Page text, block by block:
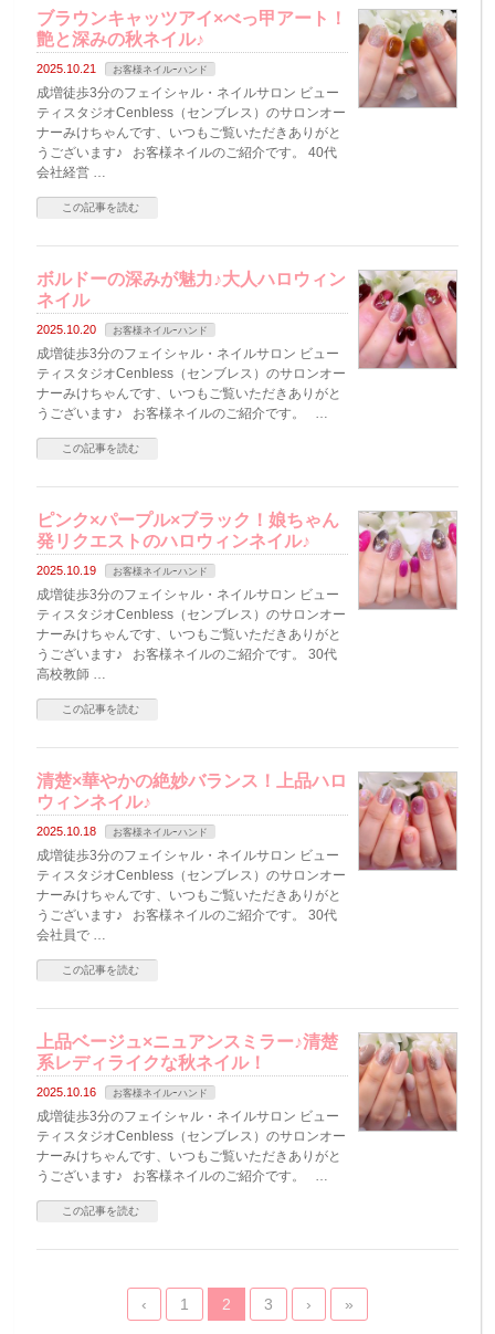
ブラウンキャッツアイ×べっ甲アート！
艶と深みの秋ネイル♪
2025.10.21 お客様ネイルｰハンド
成増徒歩3分のフェイシャル・ネイルサロン ビュー
ティスタジオCenbless（センブレス）のサロンオー
ナーみけちゃんです、いつもご覧いただきありがと
うございます♪ お客様ネイルのご紹介です。 40代
会社経営 …
この記事を読む
ボルドーの深みが魅力♪大人ハロウィン
ネイル
2025.10.20 お客様ネイルｰハンド
成増徒歩3分のフェイシャル・ネイルサロン ビュー
ティスタジオCenbless（センブレス）のサロンオー
ナーみけちゃんです、いつもご覧いただきありがと
うございます♪ お客様ネイルのご紹介です。 …
この記事を読む
ピンク×パープル×ブラック！娘ちゃん
発リクエストのハロウィンネイル♪
2025.10.19 お客様ネイルｰハンド
成増徒歩3分のフェイシャル・ネイルサロン ビュー
ティスタジオCenbless（センブレス）のサロンオー
ナーみけちゃんです、いつもご覧いただきありがと
うございます♪ お客様ネイルのご紹介です。 30代
高校教師 …
この記事を読む
清楚×華やかの絶妙バランス！上品ハロ
ウィンネイル♪
2025.10.18 お客様ネイルｰハンド
成増徒歩3分のフェイシャル・ネイルサロン ビュー
ティスタジオCenbless（センブレス）のサロンオー
ナーみけちゃんです、いつもご覧いただきありがと
うございます♪ お客様ネイルのご紹介です。 30代
会社員で …
この記事を読む
上品ベージュ×ニュアンスミラー♪清楚
系レディライクな秋ネイル！
2025.10.16 お客様ネイルｰハンド
成増徒歩3分のフェイシャル・ネイルサロン ビュー
ティスタジオCenbless（センブレス）のサロンオー
ナーみけちゃんです、いつもご覧いただきありがと
うございます♪ お客様ネイルのご紹介です。 …
この記事を読む
‹ 1 2 3 › »